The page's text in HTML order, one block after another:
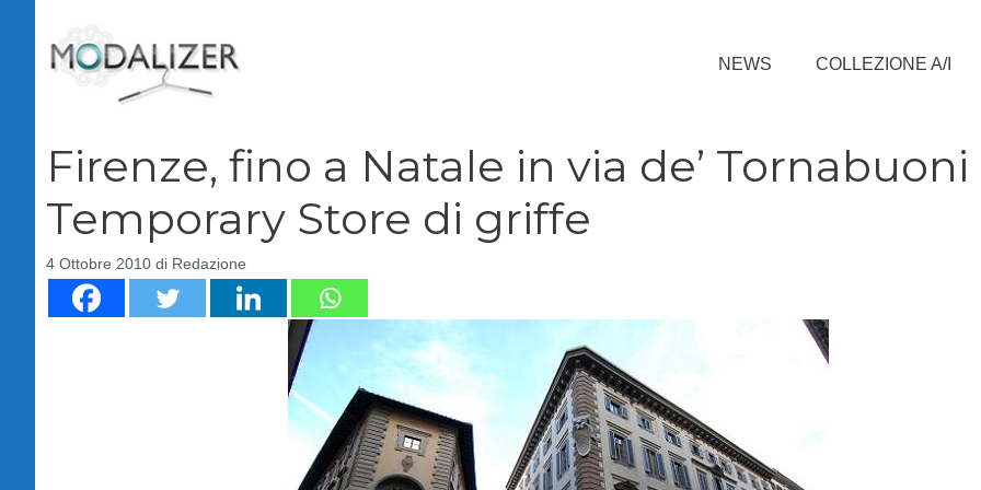
contenuto
NEWS COLLEZIONE A/I
Firenze, fino a Natale in via de’
Temporary Store di griffe
4 Ottobre 2010 di Redazione